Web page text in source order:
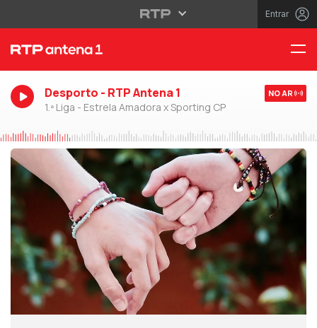
Entrar
Desporto - RTP Antena 1
1.ª Liga - Estrela Amadora x Sporting CP
NO AR